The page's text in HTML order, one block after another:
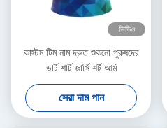
ভিডিও
কাস্টম টিম নাম দ্রুত শুকনো পুরুষদের
ডার্ট শার্ট জার্সি শর্ট আর্ম
সেরা দাম পান